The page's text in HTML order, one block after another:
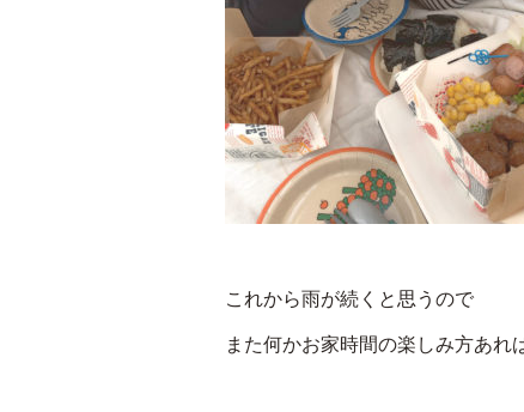
これから雨が続くと思うので
また何かお家時間の楽しみ方あれ